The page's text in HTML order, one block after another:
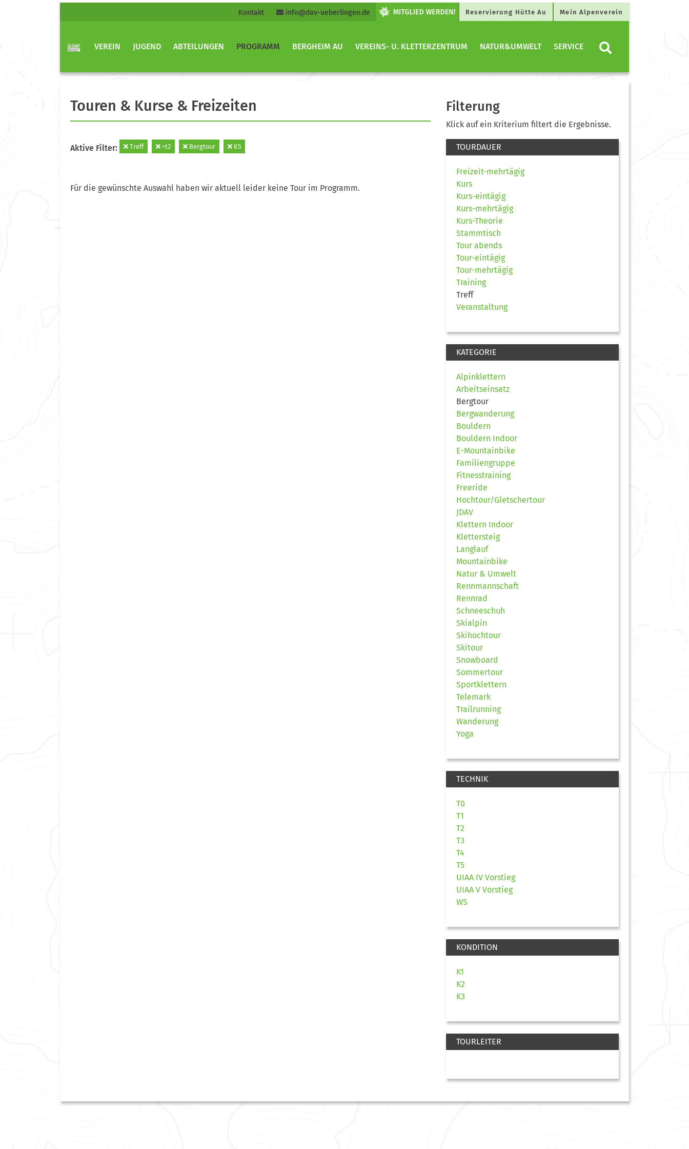
Kontakt info@dav-ueberlingen.de Reservierung Hütte Au Mein Alpenverein
VEREIN JUGEND ABTEILUNGEN PROGRAMM BERGHEIM AU VEREINS- U. KLETTERZENTRUM NATUR&UMWELT SERVICE
Touren & Kurse & Freizeiten
Aktive Filter: Treff =t2 Bergtour K5
Für die gewünschte Auswahl haben wir aktuell leider keine Tour im Programm.
Filterung
Klick auf ein Kriterium filtert die Ergebnisse.
TOURDAUER
Freizeit-mehrtägig
Kurs
Kurs-eintägig
Kurs-mehrtägig
Kurs-Theorie
Stammtisch
Tour abends
Tour-eintägig
Tour-mehrtägig
Training
Treff
Veranstaltung
KATEGORIE
Alpinklettern
Arbeitseinsatz
Bergtour
Bergwanderung
Bouldern
Bouldern Indoor
E-Mountainbike
Familiengruppe
Fitnesstraining
Freeride
Hochtour/Gletschertour
JDAV
Klettern Indoor
Klettersteig
Langlauf
Mountainbike
Natur & Umwelt
Rennmannschaft
Rennrad
Schneeschuh
Skialpin
Skihochtour
Skitour
Snowboard
Sommertour
Sportklettern
Telemark
Trailrunning
Wanderung
Yoga
TECHNIK
T0
T1
T2
T3
T4
T5
UIAA IV Vorstieg
UIAA V Vorstieg
WS
KONDITION
K1
K2
K3
TOURLEITER